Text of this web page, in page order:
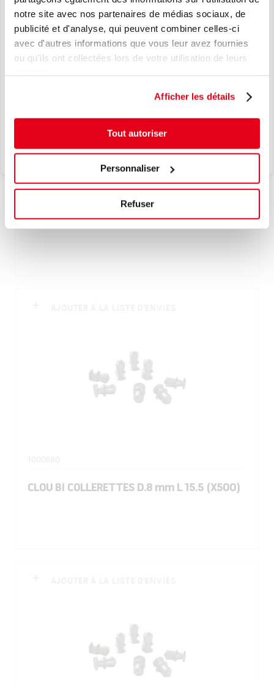
notre site avec nos partenaires de médias sociaux, de
publicité et d'analyse, qui peuvent combiner celles-ci
avec d'autres informations que vous leur avez fournies
ou qu'ils ont collectées lors de votre utilisation de leurs
Afficher les détails
Tout autoriser
Personnaliser
Refuser
1000670
CLOU BI COLLERETTES D.8 mm L 15.5 (X1000)
AJOUTER À LA LISTE D'ENVIES
1000680
CLOU BI COLLERETTES D.8 mm L 15.5 (X500)
NOUVEAU
LE TPMS, EN TOUTE SIMPLICITÉ.
Je découvre